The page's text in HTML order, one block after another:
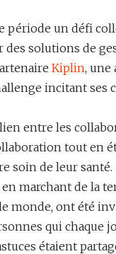
période un défi
des solutions de
Kiplin, une
incitant ses
entre les
tout en
soin de leur santé.
marchant de la
le monde, ont été
qui chaque
étaient